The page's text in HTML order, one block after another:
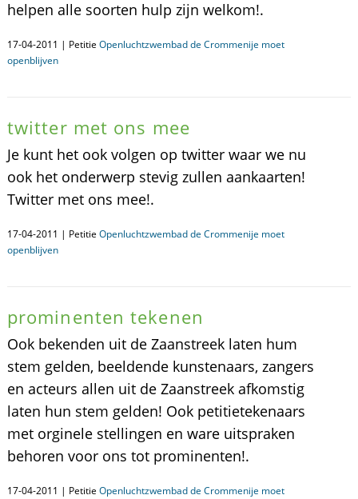
helpen alle soorten hulp zijn welkom!.
17-04-2011 | Petitie Openluchtzwembad de Crommenije moet
openblijven
twitter met ons mee
Je kunt het ook volgen op twitter waar we nu
ook het onderwerp stevig zullen aankaarten!
Twitter met ons mee!.
17-04-2011 | Petitie Openluchtzwembad de Crommenije moet
openblijven
prominenten tekenen
Ook bekenden uit de Zaanstreek laten hum
stem gelden, beeldende kunstenaars, zangers
en acteurs allen uit de Zaanstreek afkomstig
laten hun stem gelden! Ook petitietekenaars
met orginele stellingen en ware uitspraken
behoren voor ons tot prominenten!.
17-04-2011 | Petitie Openluchtzwembad de Crommenije moet